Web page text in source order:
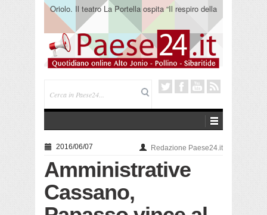
Oriolo. Il teatro La Portella ospita “Il respiro della
terra” del collettivo 365
2016/06/07 Redazione Paese24.it
Amministrative
Cassano,